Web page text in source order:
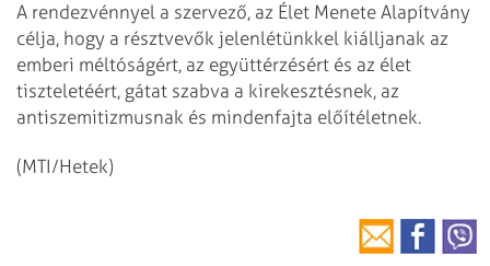
A rendezvénnyel a szervező, az Élet Menete Alapítvány
célja, hogy a résztvevők jelenlétünkkel kiálljanak az
emberi méltóságért, az együttérzésért és az élet
tiszteletéért, gátat szabva a kirekesztésnek, az
antiszemitizmusnak és mindenfajta előítéletnek.
(MTI/Hetek)